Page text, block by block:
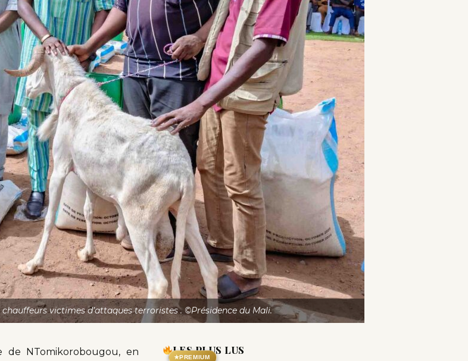
victimes d’attaques terroristes . ©Présidence du Mali.
NTomikorobougou, en
★PREMIUM
LES PLUS LUS